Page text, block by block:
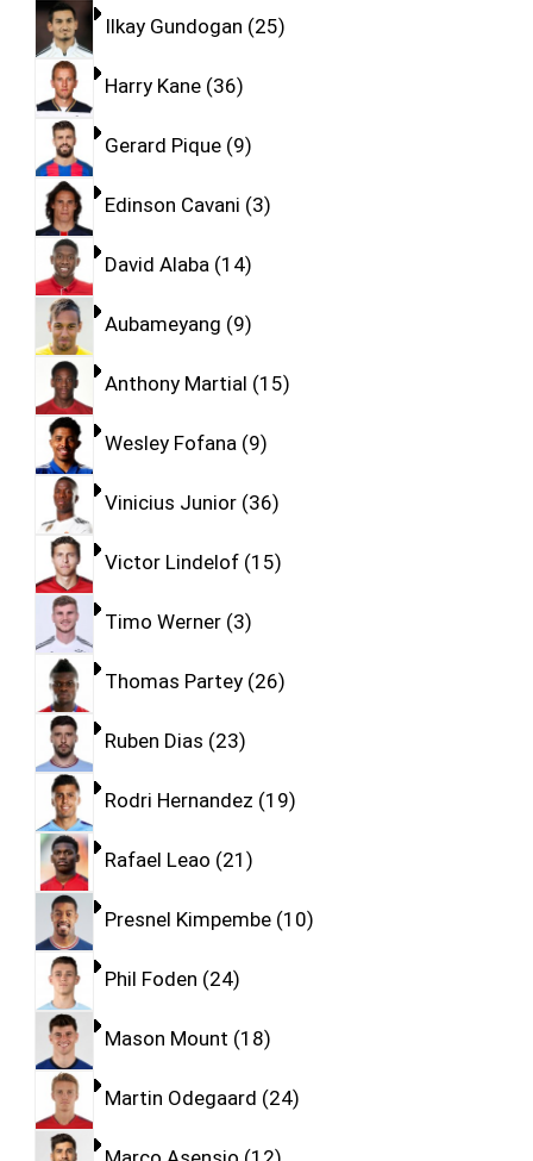
Ilkay Gundogan 25
Harry Kane 36
Gerard Pique 9
Edinson Cavani 3
David Alaba 14
Aubameyang 9
Anthony Martial 15
Wesley Fofana 9
Vinicius Junior 36
Victor Lindelof 15
Timo Werner 3
Thomas Partey 26
Ruben Dias 23
Rodri Hernandez 19
Rafael Leao 21
Presnel Kimpembe 10
Phil Foden 24
Mason Mount 18
Martin Odegaard 24